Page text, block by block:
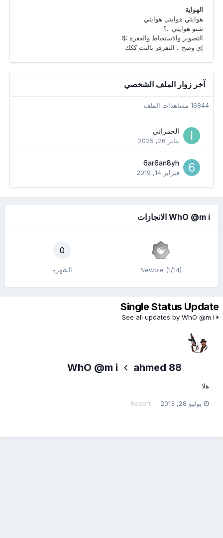
الهواية
هوايتي هوايتي هوايتي
شنو هوايتي ..؟
التصوير والاستعباط والعقرة :$
إي وصح .. التفرفر بالنت ككك
آخر زوار الملف الشخصي
16844 مشاهدات الملف
الحمراني
يناير 26, 2025
6ar6an8yh
فبراير 14, 2019
WhO @m i الانجازات
Newbie (1/14)
0
الشهرة
Single Status Update
ahmed 88
WhO @m i
هلا
يوليو 28, 2013 Report